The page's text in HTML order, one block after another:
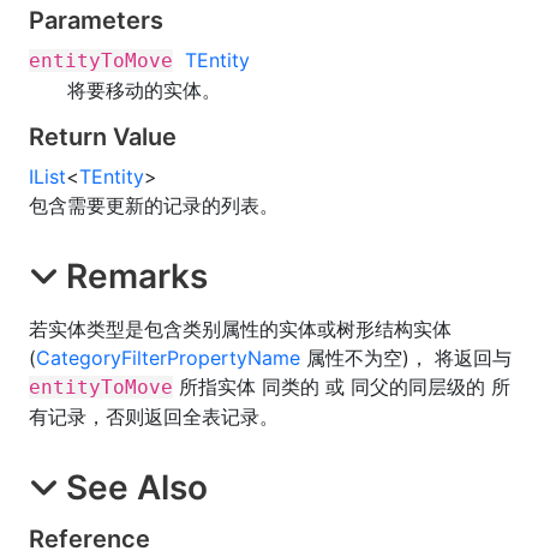
Parameters
entityToMove TEntity
将要移动的实体。
Return Value
IList<TEntity>
包含需要更新的记录的列表。
Remarks
若实体类型是包含类别属性的实体或树形结构实体
(CategoryFilterPropertyName 属性不为空)， 将返回与
entityToMove 所指实体 同类的 或 同父的同层级的 所
有记录，否则返回全表记录。
See Also
Reference